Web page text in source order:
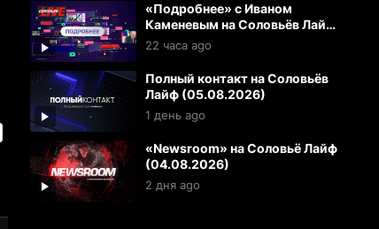
«Подробнее» с Иваном
Каменевым на Соловьёв Лайф
(05.08.2026)
22 часа ago
Полный контакт на Соловьёв
Лайф (05.08.2026)
1 день ago
«Newsroom» на Соловьё Лайф
(04.08.2026)
2 дня ago